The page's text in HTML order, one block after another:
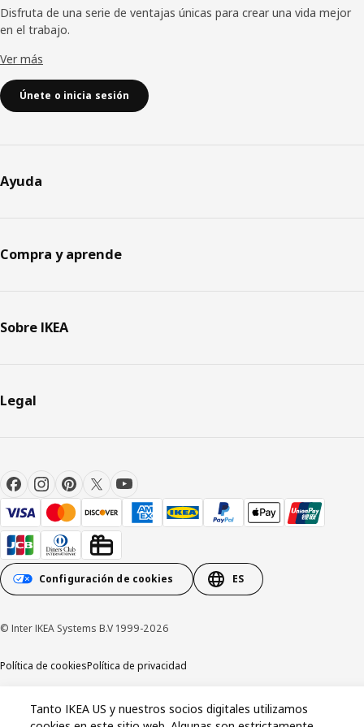
Disfruta de una serie de ventajas únicas para crear una vida mejor
en el trabajo.
Ver más
Únete o inicia sesión
Ayuda
Compra y aprende
Sobre IKEA
Legal
Configuración de cookies ES
© Inter IKEA Systems B.V 1999-2026
Política de cookiesPolítica de privacidad
Tanto IKEA US y nuestros socios digitales utilizamos